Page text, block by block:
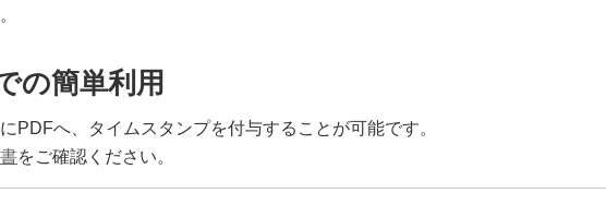
の簡単利用
PDFへ、タイムスタンプを付与することが可能です。
をご確認ください。